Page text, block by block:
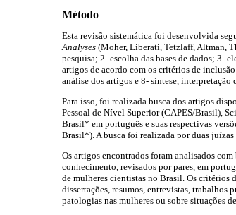
Método
Esta revisão sistemática foi desenvolvida
Analyses (Moher, Liberati, Tetzlaff, Altman,
pesquisa; 2- escolha das bases de dados; 3-
artigos de acordo com os critérios de
análise dos artigos e 8- síntese,
Para isso, foi realizada busca dos artigos
Pessoal de Nível Superior (CAPES/Brasil),
Brasil* em português e suas respectivas
Brasil*). A busca foi realizada por duas juízas
Os artigos encontrados foram analisados
conhecimento, revisados por pares, em
de mulheres cientistas no Brasil. Os critérios
dissertações, resumos, entrevistas, trabalhos
patologias nas mulheres ou sobre situações